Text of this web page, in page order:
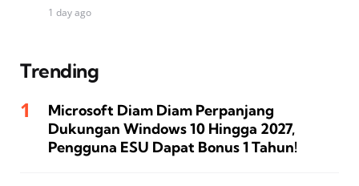
1 day ago
Trending
Microsoft Diam Diam Perpanjang
Dukungan Windows 10 Hingga 2027,
Pengguna ESU Dapat Bonus 1 Tahun!